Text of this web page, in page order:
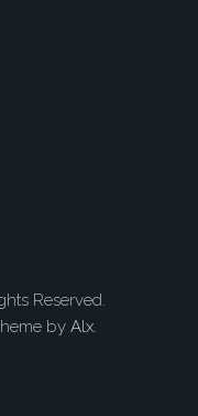
Reserved.
by Alx.